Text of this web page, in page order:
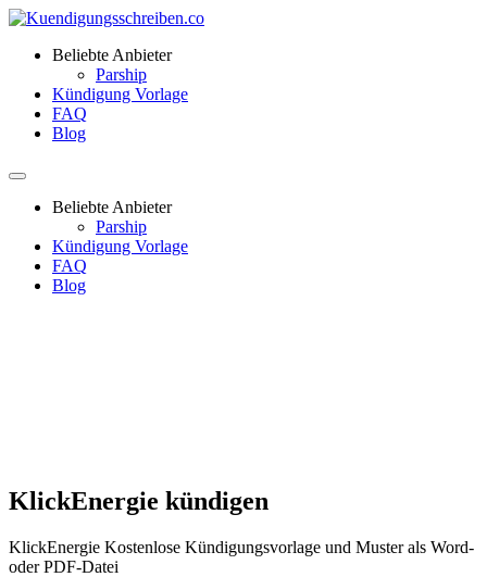
Beliebte Anbieter
Parship
Kündigung Vorlage
FAQ
Blog
Beliebte Anbieter
Parship
Kündigung Vorlage
FAQ
Blog
KlickEnergie kündigen
KlickEnergie Kostenlose Kündigungsvorlage und Muster als Word-
oder PDF-Datei